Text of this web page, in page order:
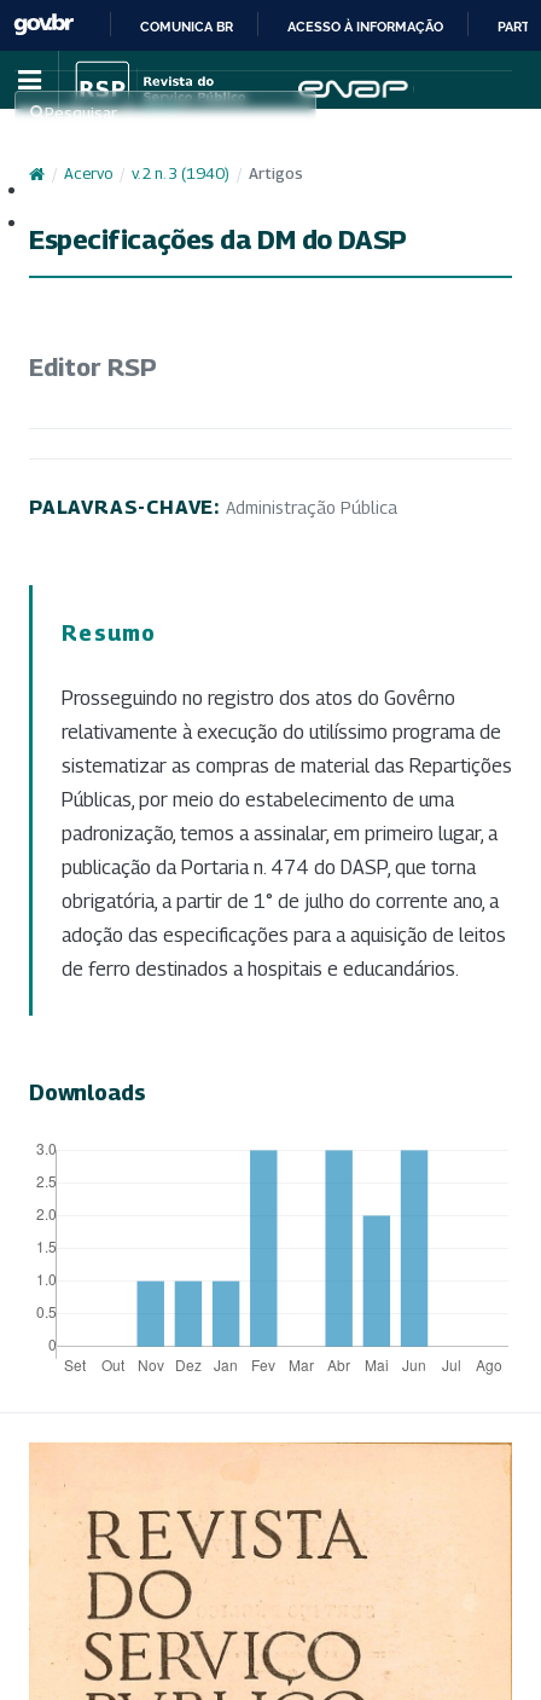
IR
PARA
CONTEÚDO
COMUNICA BR ACESSO À INFORMAÇÃO
Pesquisar
/ Acervo / v. 2 n. 3 (1940) / Artigos
Especificações da DM do DASP
Editor RSP
PALAVRAS-CHAVE: Administração Pública
Resumo
Prosseguindo no registro dos atos do Govêrno
relativamente à execução do utilíssimo programa de
sistematizar as compras de material das Repartições
Públicas, por meio do estabelecimento de uma
padronização, temos a assinalar, em primeiro lugar, a
publicação da Portaria n. 474 do DASP, que torna
obrigatória, a partir de 1° de julho do corrente ano, a
adoção das especificações para a aquisição de leitos
de ferro destinados a hospitais e educandários.
Downloads